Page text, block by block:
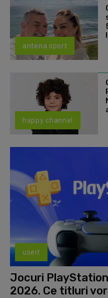
antena sport
happy channel
useit
Jocuri
2026. Ce titluri